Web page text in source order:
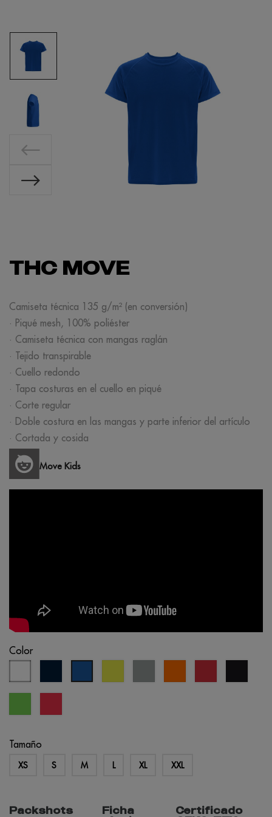
THC MOVE
Camiseta técnica 135 g/m² (en conversión)
· Piqué mesh, 100% poliéster
· Camiseta técnica con mangas raglán
· Tejido transpirable
· Cuello redondo
· Tapa costuras en el cuello en piqué
· Corte regular
· Doble costura en las mangas y parte inferior del artículo
· Cortada y cosida
Move Kids
Color
marino real
Tamaño
XS S M L XL XXL
Packshots
Ficha
Certificado